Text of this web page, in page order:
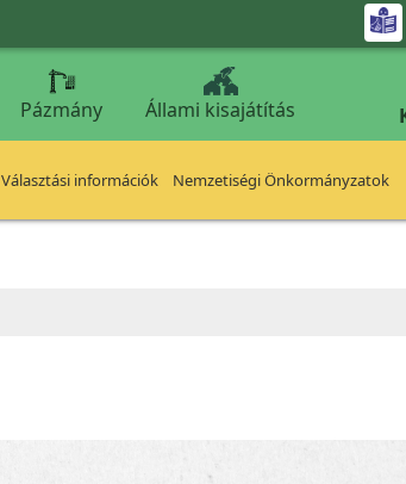
Pázmány Állami kisajátítás
Választási információk Nemzetiségi Önkormányzatok